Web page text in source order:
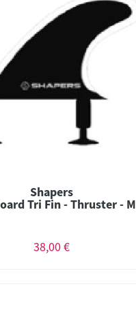
Shapers
Tri Fin - Thruster - M
38,00 €